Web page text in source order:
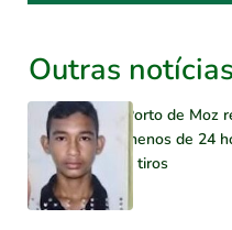
Outras notícias
Porto de Moz
menos de 24
a tiros